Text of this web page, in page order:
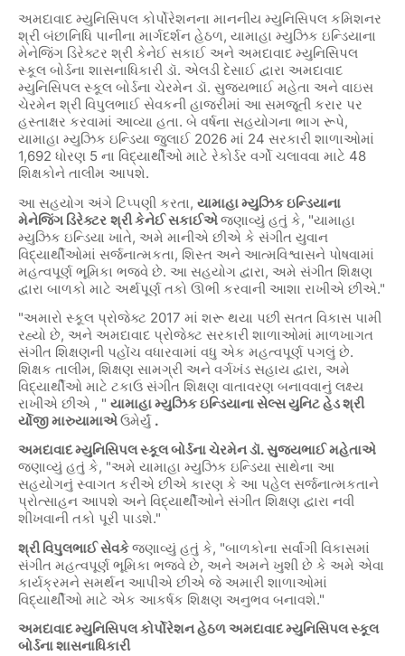
અમદાવાદ મ્યુનિસિપલ કોર્પોરેશનના માનનીય મ્યુનિસિપલ કમિશનર
શ્રી બંછાનિધિ પાનીના માર્ગદર્શન હેઠળ, યામાહા મ્યુઝિક ઇન્ડિયાના
મેનેજિંગ ડિરેક્ટર શ્રી કેનેઈ સકાઈ અને અમદાવાદ મ્યુનિસિપલ
સ્કૂલ બોર્ડના શાસનાધિકારી ડૉ. એલડી દેસાઈ દ્વારા અમદાવાદ
મ્યુનિસિપલ સ્કૂલ બોર્ડના ચેરમેન ડૉ. સુજયભાઈ મહેતા અને વાઇસ
ચેરમેન શ્રી વિપુલભાઈ સેવકની હાજરીમાં આ સમજૂતી કરાર પર
હસ્તાક્ષર કરવામાં આવ્યા હતા. બે વર્ષના સહયોગના ભાગ રૂપે,
યામાહા મ્યુઝિક ઇન્ડિયા જુલાઈ 2026 માં 24 સરકારી શાળાઓમાં
1,692 ધોરણ 5 ના વિદ્યાર્થીઓ માટે રેકોર્ડર વર્ગો ચલાવવા માટે 48
શિક્ષકોને તાલીમ આપશે.
આ સહયોગ અંગે ટિપ્પણી કરતા, યામાહા મ્યુઝિક ઇન્ડિયાના
મેનેજિંગ ડિરેક્ટર શ્રી કેનેઈ સકાઈએજણાવ્યું હતું કે, "યામાહા
મ્યુઝિક ઇન્ડિયા ખાતે, અમે માનીએ છીએ કે સંગીત યુવાન
વિદ્યાર્થીઓમાં સર્જનાત્મકતા, શિસ્ત અને આત્મવિશ્વાસને પોષવામાં
મહત્વપૂર્ણ ભૂમિકા ભજવે છે. આ સહયોગ દ્વારા, અમે સંગીત શિક્ષણ
દ્વારા બાળકો માટે અર્થપૂર્ણ તકો ઊભી કરવાની આશા રાખીએ છીએ."
"અમારો સ્કૂલ પ્રોજેક્ટ 2017 માં શરૂ થયા પછી સતત વિકાસ પામી
રહ્યો છે, અને અમદાવાદ પ્રોજેક્ટ સરકારી શાળાઓમાં માળખાગત
સંગીત શિક્ષણની પહોંચ વધારવામાં વધુ એક મહત્વપૂર્ણ પગલું છે.
શિક્ષક તાલીમ, શિક્ષણ સામગ્રી અને વર્ગખંડ સહાય દ્વારા, અમે
વિદ્યાર્થીઓ માટે ટકાઉ સંગીત શિક્ષણ વાતાવરણ બનાવવાનું લક્ષ્ય
રાખીએ છીએ , " યામાહા મ્યુઝિક ઇન્ડિયાના સેલ્સ યુનિટ હેડ શ્રી
ર્યોજી મારુયામાએઉમેર્યું .
અમદાવાદ મ્યુનિસિપલ સ્કૂલ બોર્ડના ચેરમેન ડૉ. સુજયભાઈ મહેતાએ
જણાવ્યું હતું કે, "અમે યામાહા મ્યુઝિક ઇન્ડિયા સાથેના આ
સહયોગનું સ્વાગત કરીએ છીએ કારણ કે આ પહેલ સર્જનાત્મકતાને
પ્રોત્સાહન આપશે અને વિદ્યાર્થીઓને સંગીત શિક્ષણ દ્વારા નવી
શીખવાની તકો પૂરી પાડશે."
શ્રી વિપુલભાઈ સેવકેજણાવ્યું હતું કે, "બાળકોના સર્વાંગી વિકાસમાં
સંગીત મહત્વપૂર્ણ ભૂમિકા ભજવે છે, અને અમને ખુશી છે કે અમે એવા
કાર્યક્રમને સમર્થન આપીએ છીએ જે અમારી શાળાઓમાં
વિદ્યાર્થીઓ માટે એક આકર્ષક શિક્ષણ અનુભવ બનાવશે."
અમદાવાદ મ્યુનિસિપલ કોર્પોરેશન હેઠળ અમદાવાદ મ્યુનિસિપલ સ્કૂલ
બોર્ડનાશાસનાધિકારી